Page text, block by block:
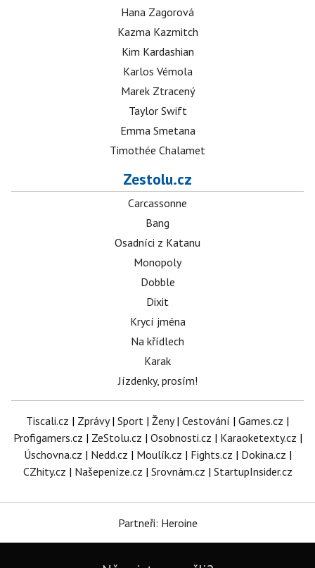
Hana Zagorová
Kazma Kazmitch
Kim Kardashian
Karlos Vémola
Marek Ztracený
Taylor Swift
Emma Smetana
Timothée Chalamet
Zestolu.cz
Carcassonne
Bang
Osadníci z Katanu
Monopoly
Dobble
Dixit
Krycí jména
Na křídlech
Karak
Jízdenky, prosím!
Tiscali.cz | Zprávy| Sport | Ženy| Cestování | Games.cz |
Profigamers.cz | ZeStolu.cz | Osobnosti.cz | Karaoketexty.cz |
Úschovna.cz | Nedd.cz | Moulík.cz | Fights.cz | Dokina.cz |
CZhity.cz | Našepeníze.cz | Srovnám.cz | StartupInsider.cz
Partneři: Heroine